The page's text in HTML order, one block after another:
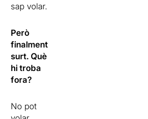
sap volar.
Però
finalment
surt. Què
hi troba
fora?
No pot